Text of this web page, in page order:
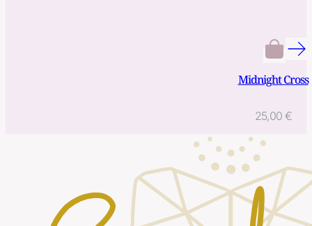
Midnight Cross
25,00 €